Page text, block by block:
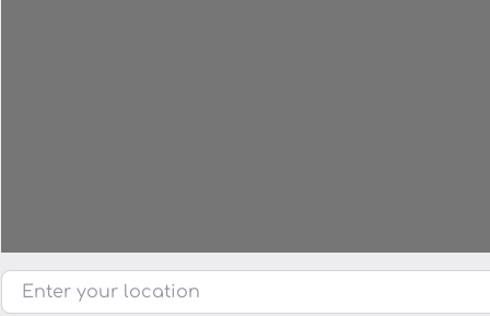
Enter your location